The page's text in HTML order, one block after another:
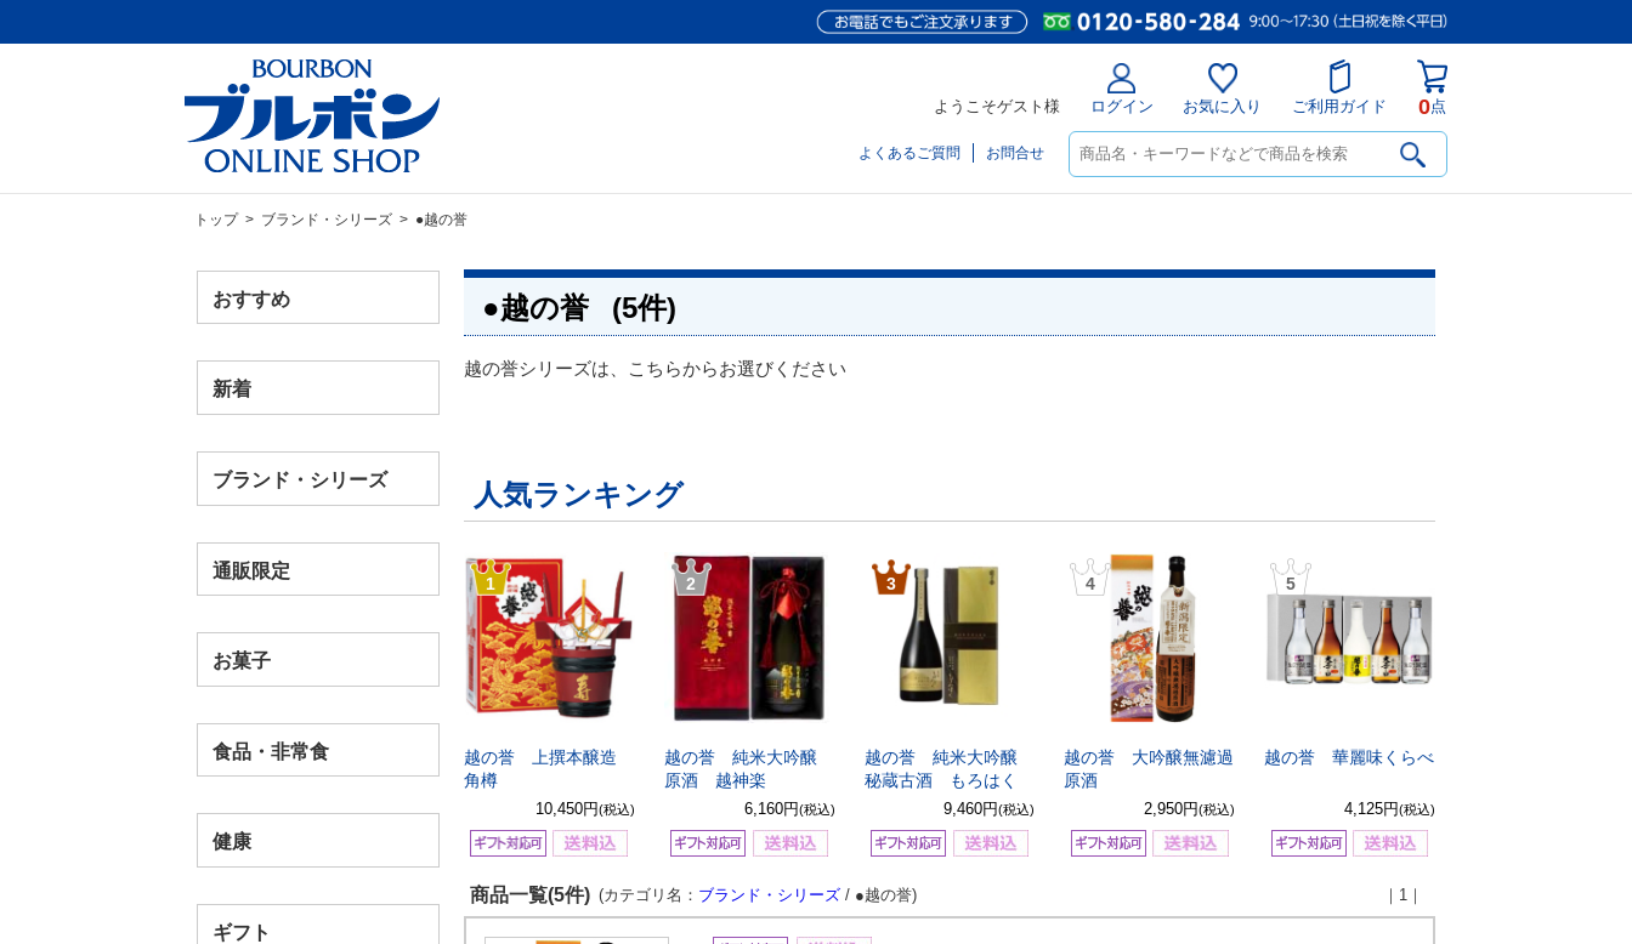
ようこそゲスト様 ログイン お気に入り ご利用ガイド 0点
よくあるご質問 お問合せ
トップ> ブランド・シリーズ> ●越の誉
おすすめ
新着
ブランド・シリーズ
通販限定
お菓子
食品・非常食
健康
ギフト
●越の誉 (5件)
越の誉シリーズは、こちらからお選びください
人気ランキング
1
越の誉 上撰本醸造
角樽
10,450円(税込)
2
越の誉 純米大吟醸
原酒 越神楽
6,160円(税込)
3
越の誉 純米大吟醸
秘蔵古酒 もろはく
9,460円(税込)
4
越の誉 大吟醸無濾過
原酒
2,950円(税込)
5
越の誉 華麗味くらべ
4,125円(税込)
商品一覧(5件) ｜1｜
(カテゴリ名： ブランド・シリーズ / ●越の誉)